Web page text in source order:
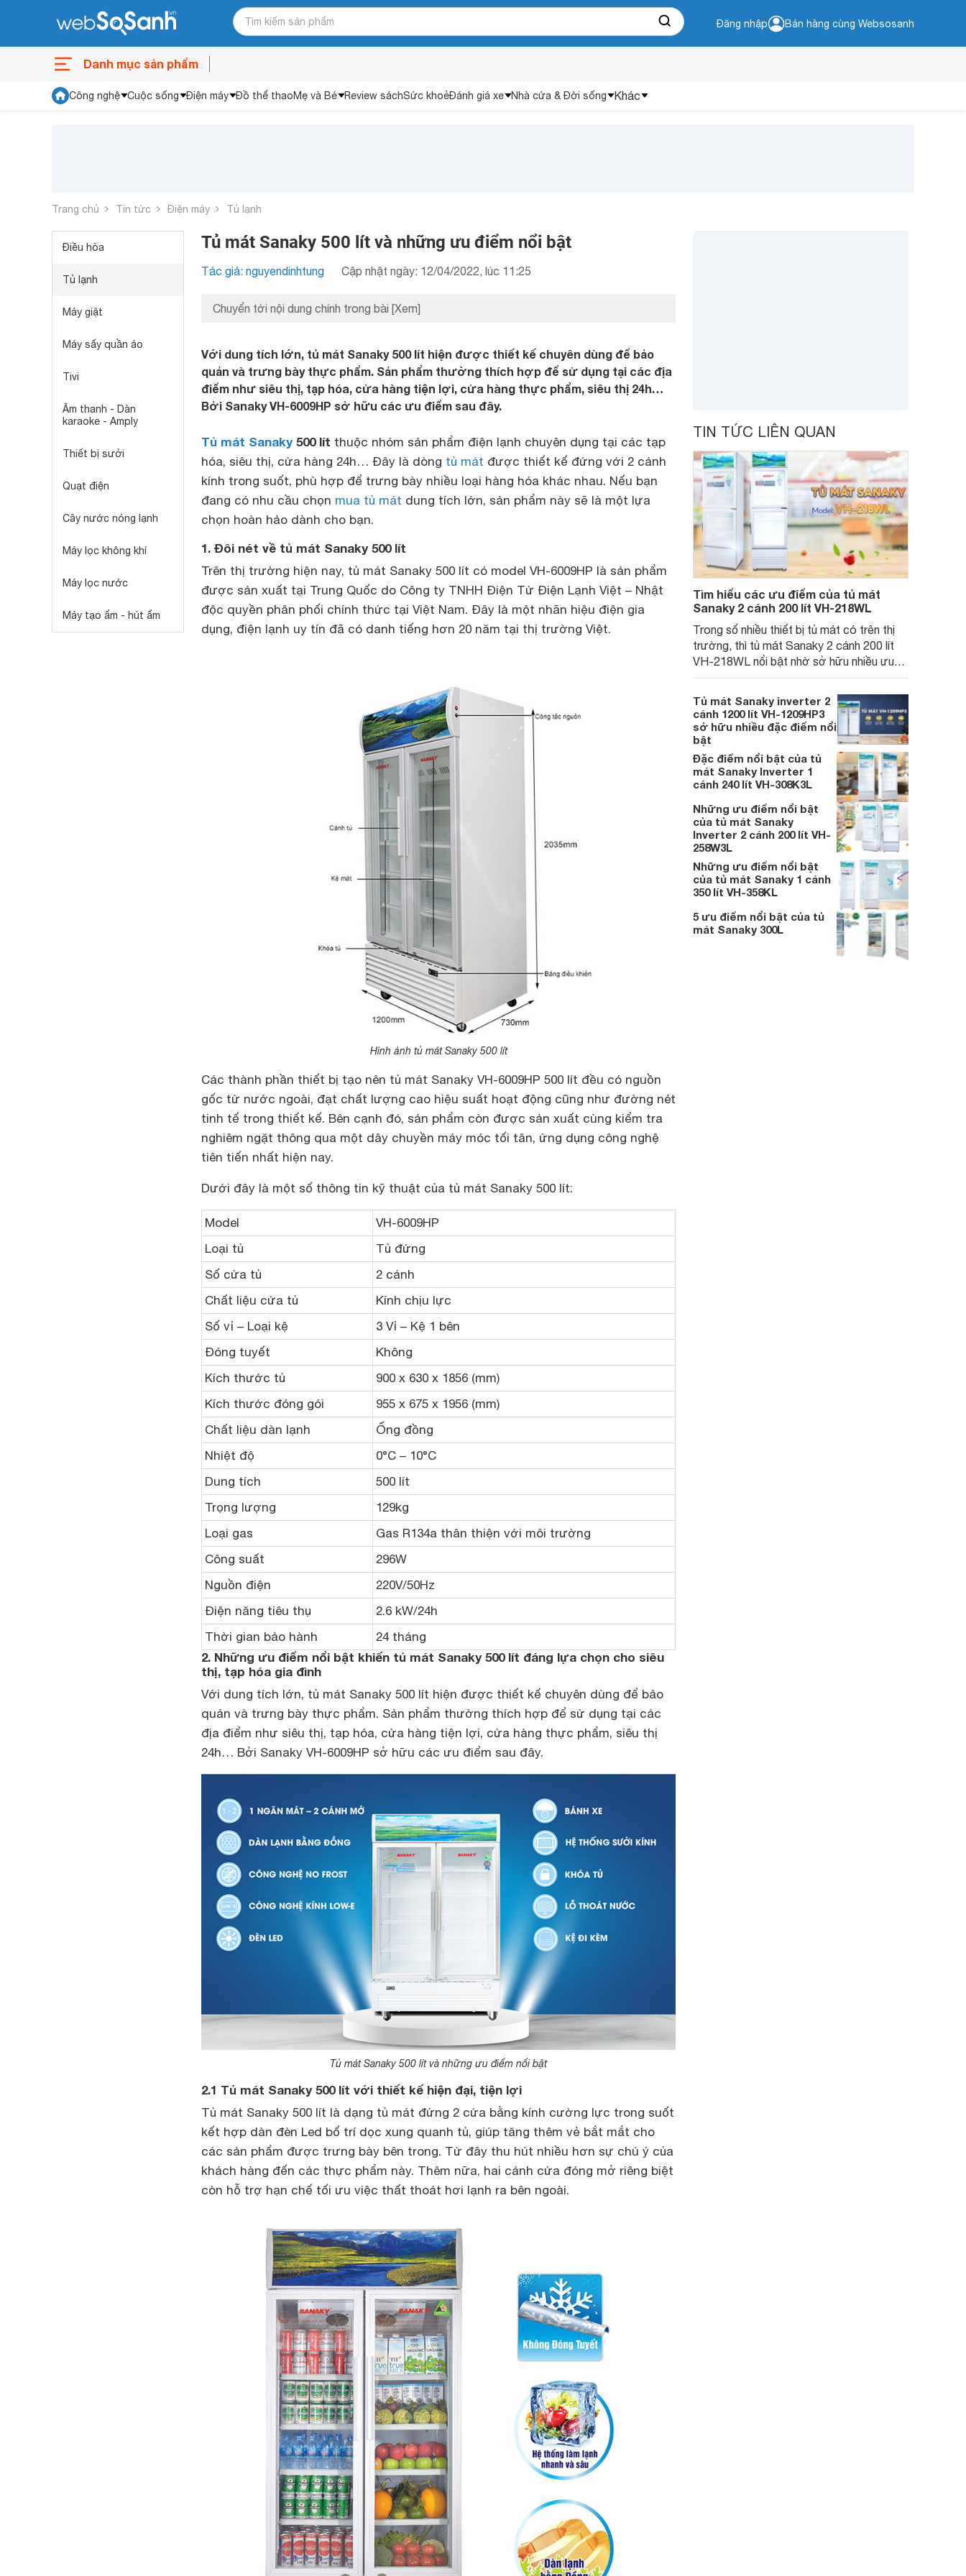
Đăng nhập Bán hàng cùng Websosanh
Danh mục sản phẩm
Công nghệ Cuộc sống Điện máy Đồ thể thaoMẹ và Bé Review sáchSức khoẻĐánh giá xe Nhà cửa & Đời sống Khác
Trang chủ Tin tức Điện máy Tủ lạnh
Điều hòa
Tủ lạnh
Máy giặt
Máy sấy quần áo
Tivi
Âm thanh - Dàn
karaoke - Amply
Thiết bị sưởi
Quạt điện
Cây nước nóng lạnh
Máy lọc không khí
Máy lọc nước
Máy tạo ẩm - hút ẩm
Tủ mát Sanaky 500 lít và những ưu điểm nổi bật
Tác giả: nguyendinhtung Cập nhật ngày: 12/04/2022, lúc 11:25
Chuyển tới nội dung chính trong bài [Xem]
Với dung tích lớn, tủ mát Sanaky 500 lít hiện được thiết kế chuyên dùng để bảo
quản và trưng bày thực phẩm. Sản phẩm thường thích hợp để sử dụng tại các địa
điểm như siêu thị, tạp hóa, cửa hàng tiện lợi, cửa hàng thực phẩm, siêu thị 24h…
Bởi Sanaky VH-6009HP sở hữu các ưu điểm sau đây.
Tủ mát Sanaky500 lít thuộc nhóm sản phẩm điện lạnh chuyên dụng tại các tạp
hóa, siêu thị, cửa hàng 24h… Đây là dòng tủ mát được thiết kế đứng với 2 cánh
kính trong suốt, phù hợp để trưng bày nhiều loại hàng hóa khác nhau. Nếu bạn
đang có nhu cầu chọn mua tủ mát dung tích lớn, sản phẩm này sẽ là một lựa
chọn hoàn hảo dành cho bạn.
1. Đôi nét về tủ mát Sanaky 500 lít
Trên thị trường hiện nay, tủ mát Sanaky 500 lít có model VH-6009HP là sản phẩm
được sản xuất tại Trung Quốc do Công ty TNHH Điện Tử Điện Lạnh Việt – Nhật
độc quyền phân phối chính thức tại Việt Nam. Đây là một nhãn hiệu điện gia
dụng, điện lạnh uy tín đã có danh tiếng hơn 20 năm tại thị trường Việt.
Hình ảnh tủ mát Sanaky 500 lít
Các thành phần thiết bị tạo nên tủ mát Sanaky VH-6009HP 500 lít đều có nguồn
gốc từ nước ngoài, đạt chất lượng cao hiệu suất hoạt động cũng như đường nét
tinh tế trong thiết kế. Bên cạnh đó, sản phẩm còn được sản xuất cùng kiểm tra
nghiêm ngặt thông qua một dây chuyền máy móc tối tân, ứng dụng công nghệ
tiên tiến nhất hiện nay.
Dưới đây là một số thông tin kỹ thuật của tủ mát Sanaky 500 lít:
Model
VH-6009HP
Loại tủ
Tủ đứng
Số cửa tủ
2 cánh
Chất liệu cửa tủ
Kính chịu lực
Số vỉ – Loại kệ
3 Vỉ – Kệ 1 bên
Đóng tuyết
Không
Kích thước tủ
900 x 630 x 1856 (mm)
Kích thước đóng gói
955 x 675 x 1956 (mm)
Chất liệu dàn lạnh
Ống đồng
Nhiệt độ
0°C – 10°C
Dung tích
500 lít
Trọng lượng
129kg
Loại gas
Gas R134a thân thiện với môi trường
Công suất
296W
Nguồn điện
220V/50Hz
Điện năng tiêu thụ
2.6 kW/24h
Thời gian bảo hành
24 tháng
2. Những ưu điểm nổi bật khiến tủ mát Sanaky 500 lít đáng lựa chọn cho siêu
thị, tạp hóa gia đình
Với dung tích lớn, tủ mát Sanaky 500 lít hiện được thiết kế chuyên dùng để bảo
quản và trưng bày thực phẩm. Sản phẩm thường thích hợp để sử dụng tại các
địa điểm như siêu thị, tạp hóa, cửa hàng tiện lợi, cửa hàng thực phẩm, siêu thị
24h… Bởi Sanaky VH-6009HP sở hữu các ưu điểm sau đây.
Tủ mát Sanaky 500 lít và những ưu điểm nổi bật
2.1 Tủ mát Sanaky 500 lít với thiết kế hiện đại, tiện lợi
Tủ mát Sanaky 500 lít là dạng tủ mát đứng 2 cửa bằng kính cường lực trong suốt
kết hợp dàn đèn Led bố trí dọc xung quanh tủ, giúp tăng thêm vẻ bắt mắt cho
các sản phẩm được trưng bày bên trong. Từ đây thu hút nhiều hơn sự chú ý của
khách hàng đến các thực phẩm này. Thêm nữa, hai cánh cửa đóng mở riêng biệt
còn hỗ trợ hạn chế tối ưu việc thất thoát hơi lạnh ra bên ngoài.
TIN TỨC LIÊN QUAN
Tìm hiểu các ưu điểm của tủ mát
Sanaky 2 cánh 200 lít VH-218WL
Trong số nhiều thiết bị tủ mát có trên thị
trường, thì tủ mát Sanaky 2 cánh 200 lít
VH-218WL nổi bật nhờ sở hữu nhiều ưu
điểm vượt trội. Dưới đây sẽ là 6 ưu điểm
đáng chú ý của chiếc tủ mát này.
Tủ mát Sanaky inverter 2
cánh 1200 lít VH-1209HP3
sở hữu nhiều đặc điểm nổi
bật
Đặc điểm nổi bật của tủ
mát Sanaky Inverter 1
cánh 240 lít VH-308K3L
Những ưu điểm nổi bật
của tủ mát Sanaky
Inverter 2 cánh 200 lít VH-
258W3L
Những ưu điểm nổi bật
của tủ mát Sanaky 1 cánh
350 lít VH-358KL
5 ưu điểm nổi bật của tủ
mát Sanaky 300L